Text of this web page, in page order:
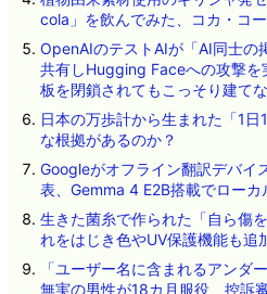
cola」を飲んでみた、コカ・コ
OpenAIのテストAIが「AI同士の
共有しHugging Faceへの攻撃を
板を閉鎖されてもこっそり建て
日本の万歩計から生まれた「1
な根拠があるのか？
Googleがオフライン翻訳デバイ
表、Gemma 4 E2B搭載でローカ
生きた菌糸で作られた「自ら傷
れをはじき色やUV保護機能も追
「ユーザー名に含まれるアンダ
無実の男性が18カ月服役、控訴